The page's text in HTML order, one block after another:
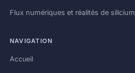
Flux numériques et réalités de silicium
NAVIGATION
Accueil